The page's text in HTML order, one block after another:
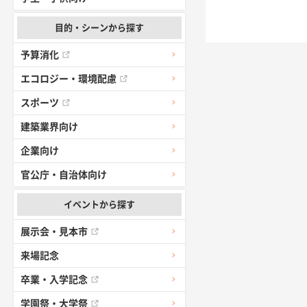
目的・シーンから探す
予算消化
エコロジー・環境配慮
スポーツ
建築業界向け
企業向け
官公庁・自治体向け
イベントから探す
展示会・見本市
来場記念
卒業・入学記念
学園祭・大学祭